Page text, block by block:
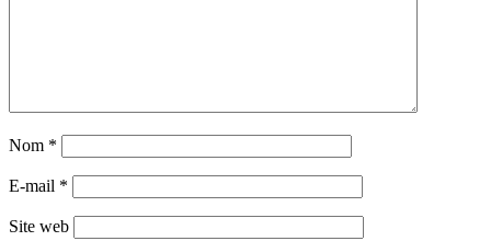
Nom *
E-mail *
Site web